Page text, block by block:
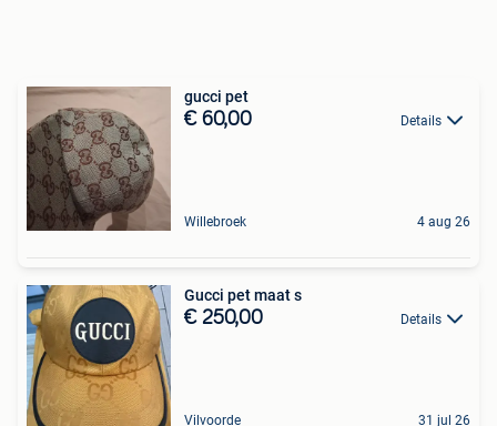
gucci pet
€ 60,00 Details
Willebroek 4 aug 26
Gucci pet maat s
€ 250,00 Details
Vilvoorde 31 jul 26